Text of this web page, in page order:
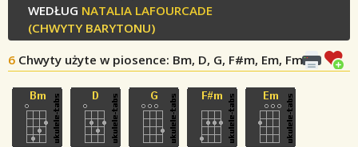
WEDŁUG NATALIA LAFOURCADE
(CHWYTY BARYTONU)
6 Chwyty użyte w piosence: Bm, D, G, F#m, Em, Fm